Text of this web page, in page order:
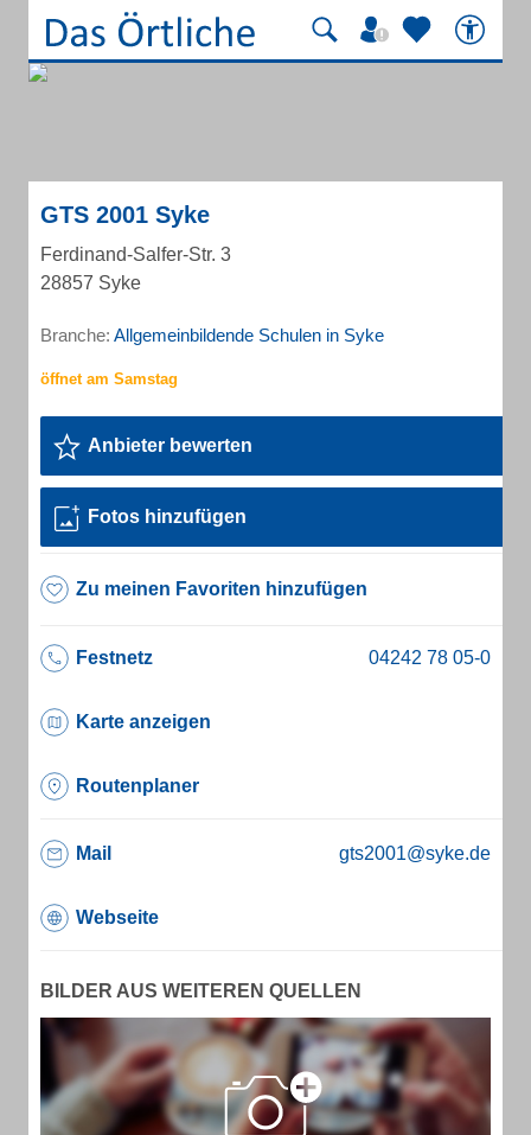
GTS 2001 Syke
Ferdinand-Salfer-Str. 3
28857 Syke
Branche: Allgemeinbildende Schulen in Syke
Anbieter bewerten
Fotos hinzufügen
Zu meinen Favoriten hinzufügen
Festnetz
Karte anzeigen
Routenplaner
Mail gts2001@syke.de
Webseite
BILDER AUS WEITEREN QUELLEN